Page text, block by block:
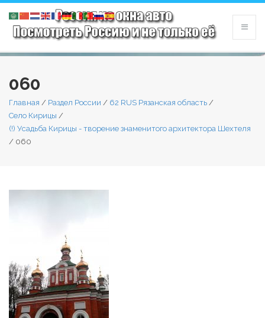
060
Главная / Раздел России / 62 RUS Рязанская область /
Село Кирицы /
(!) Усадьба Кирицы - творение знаменитого архитектора Шехтеля
/ 060